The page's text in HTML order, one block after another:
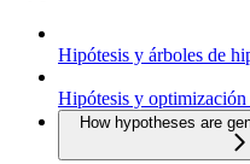
Hipótesis y árboles de
Hipótesis y optimización
How hypotheses are